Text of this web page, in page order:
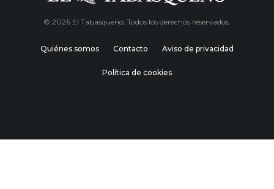
© 2026 El Tabasqueño. Todos los derechos reservados.
Quiénes somos Contacto Aviso de privacidad
Política de cookies